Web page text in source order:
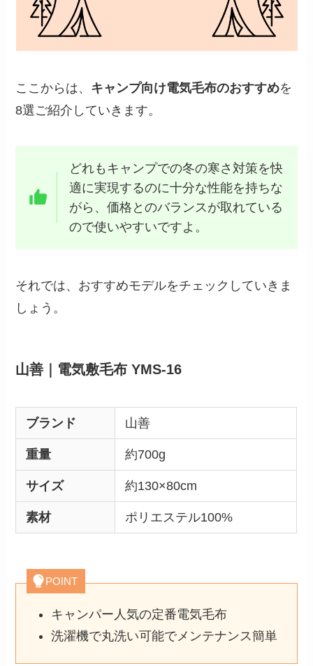
ここからは、 キャンプ向け電気毛布のおすすめを
8選ご紹介していきます。
どれもキャンプでの冬の寒さ対策を快
適に実現するのに十分な性能を持ちな
がら、価格とのバランスが取れている
ので使いやすいですよ。
それでは、おすすめモデルをチェックしていきま
しょう。
山善｜電気敷毛布 YMS-16
ブランド 山善
重量 約700g
サイズ 約130×80cm
素材 ポリエステル100%
POINT
キャンパー人気の定番電気毛布
洗濯機で丸洗い可能でメンテナンス簡単